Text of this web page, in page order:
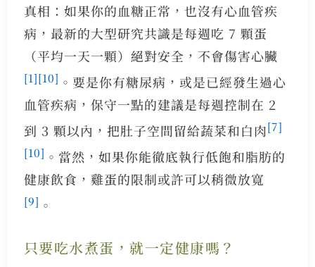
真相：如果你的血糖正常，也沒有心血管疾
病，最新的大型研究共識是每週吃 7 顆蛋
（平均一天一顆）絕對安全，不會傷害心臟
[1][10] 。要是你有糖尿病，或是已經發生過心
血管疾病，保守一點的建議是每週控制在 2
到 3 顆以內，把肚子空間留給蔬菜和白肉[7]
[10] 。當然，如果你能徹底執行低飽和脂肪的
健康飲食，雞蛋的限制或許可以稍微放寬
[9] 。
只要吃水煮蛋，就一定健康嗎？